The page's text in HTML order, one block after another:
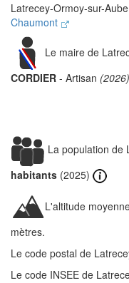
Latrecey-Ormoy-sur-
Chaumont
Le maire de
CORDIER - Artisan (2026)
La population de
habitants (2025)
L'altitude
mètres.
Le code postal de
Le code INSEE de